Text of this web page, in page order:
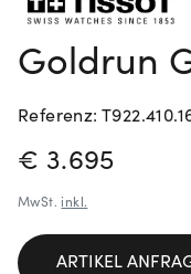
Goldrun
Referenz:
€ 3.695
MwSt. inkl.
ARTIKEL